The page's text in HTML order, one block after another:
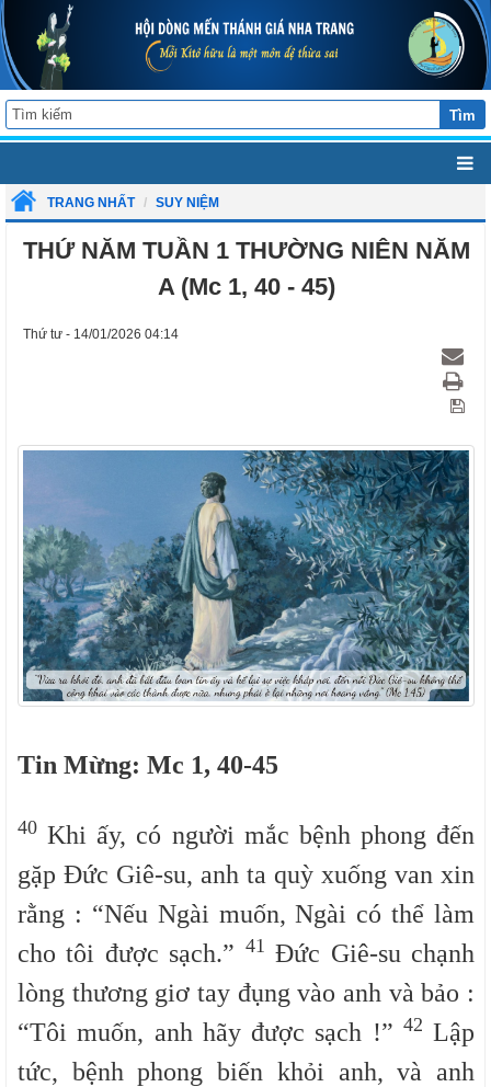
Tìm
TRANG NHẤT SUY NIỆM
THỨ NĂM TUẦN 1 THƯỜNG NIÊN NĂM
A (Mc 1, 40 - 45)
Thứ tư - 14/01/2026 04:14
Tin Mừng: Mc 1, 40-45
40 Khi ấy, có người mắc bệnh phong đến
gặp Đức Giê-su, anh ta quỳ xuống van xin
rằng : “Nếu Ngài muốn, Ngài có thể làm
cho tôi được sạch.” 41 Đức Giê-su chạnh
lòng thương giơ tay đụng vào anh và bảo :
“Tôi muốn, anh hãy được sạch !” 42 Lập
tức, bệnh phong biến khỏi anh, và anh